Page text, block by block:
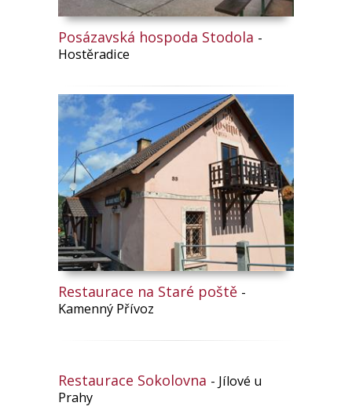
Posázavská hospoda Stodola -
Hostěradice
Restaurace na Staré poště -
Kamenný Přívoz
Restaurace Sokolovna - Jílové u
Prahy